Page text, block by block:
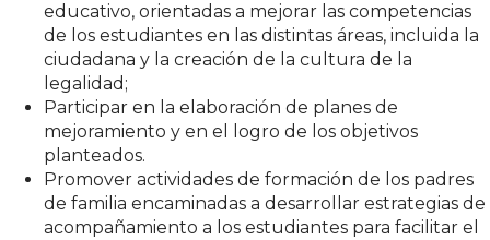
educativo, orientadas a mejorar las competencias
de los estudiantes en las distintas áreas, incluida la
ciudadana y la creación de la cultura de la
legalidad;
Participar en la elaboración de planes de
mejoramiento y en el logro de los objetivos
planteados.
Promover actividades de formación de los padres
de familia encaminadas a desarrollar estrategias de
acompañamiento a los estudiantes para facilitar el